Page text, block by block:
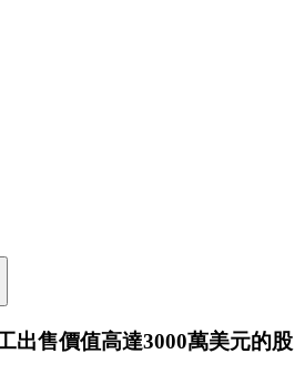
出售價值高達3000萬美元的股